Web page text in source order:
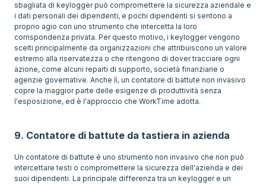
sbagliata di keylogger può compromettere la sicurezza aziendale e
i dati personali dei dipendenti, e pochi dipendenti si sentono a
proprio agio con uno strumento che intercetta la loro
corrispondenza privata. Per questo motivo, i keylogger vengono
scelti principalmente da organizzazioni che attribuiscono un valore
estremo alla riservatezza o che ritengono di dover tracciare ogni
azione, come alcuni reparti di supporto, società finanziarie o
agenzie governative. Anche lì, un contatore di battute non invasivo
copre la maggior parte delle esigenze di produttività senza
l'esposizione, ed è l'approccio che WorkTime adotta.
9. Contatore di battute da tastiera in azienda
Un contatore di battute è uno strumento non invasivo che non può
intercettare testi o compromettere la sicurezza dell'azienda e dei
suoi dipendenti. La principale differenza tra un keylogger e un